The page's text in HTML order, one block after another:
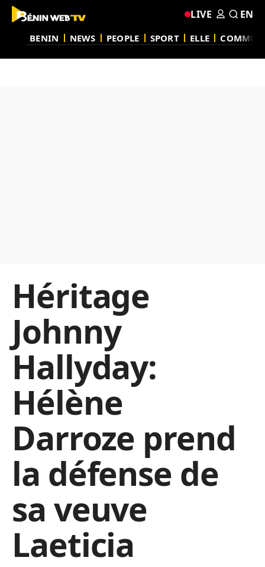
BENIN NEWS PEOPLE SPORT ELLE
LIVE EN
Héritage
Johnny
Hallyday:
Hélène
Darroze prend
la défense de
sa veuve
Laeticia